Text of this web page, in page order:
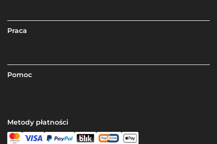
Praca
Pomoc
Metody płatności